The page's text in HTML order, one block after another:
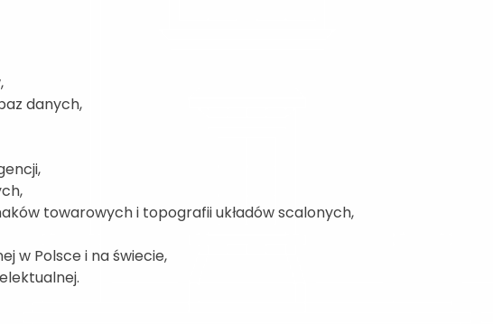
danych,
towarowych i topografii układów scalonych,
w Polsce i na świecie,